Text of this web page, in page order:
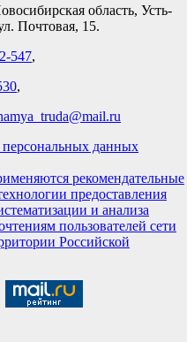
область, Усть-
Почтовая, 15.
547,
,
данных
рекомендательные
предоставления
и анализа
пользователей сети
Российской